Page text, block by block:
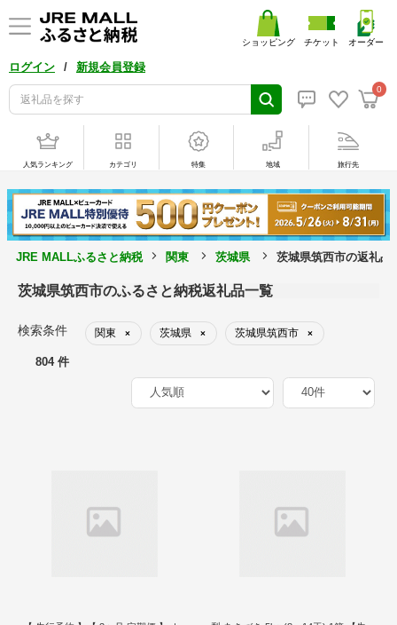
ログイン / 新規会員登録
0
ショッピング チケット オーダー
人気ランキング カテゴリ 特集 地域 旅行先
JRE MALLふるさと納税 関東 茨城県 茨城県筑西市の返礼品
茨城県筑西市のふるさと納税返礼品一覧
検索条件 関東 × 茨城県 × 茨城県筑西市 ×
804 件